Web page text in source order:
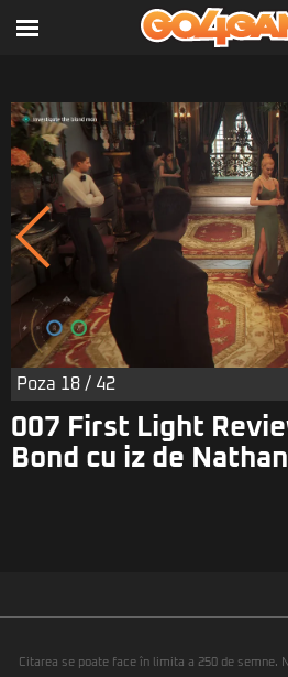
Poza 18 / 42
007 First Light
Bond cu iz de
Citarea se poate face în limita a 250 de semne.